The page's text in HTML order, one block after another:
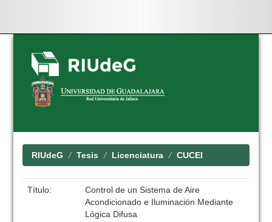
Skip
navigation
RIUdeG Tesis Licenciatura CUCEI
Título:
Control de un Sistema de Aire
Acondicionado e Iluminación Mediante
Lógica Difusa